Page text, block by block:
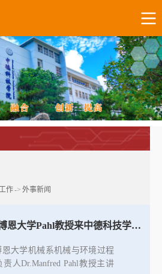
作-> 外事新闻
德国帕德博恩大学Pahl教授来中德科技学院讲学
恩大学机械系机械与环境过程
人Dr.Manfred Pahl教授主讲